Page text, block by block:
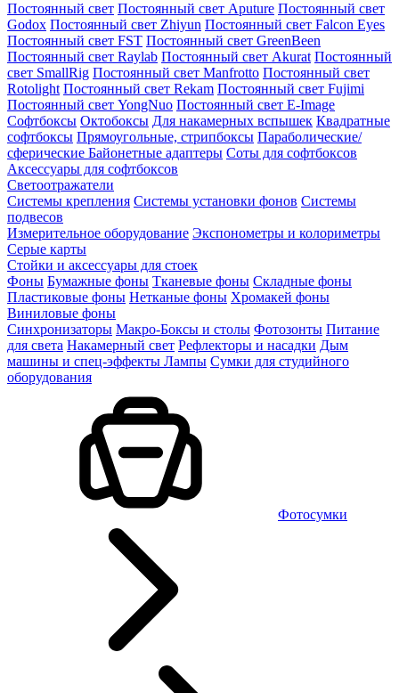
Постоянный свет Постоянный свет Aputure Постоянный свет
Godox Постоянный свет Zhiyun Постоянный свет Falcon Eyes
Постоянный свет FST Постоянный свет GreenBeen
Постоянный свет Raylab Постоянный свет Akurat Постоянный
свет SmallRig Постоянный свет Manfrotto Постоянный свет
Rotolight Постоянный свет Rekam Постоянный свет Fujimi
Постоянный свет YongNuo Постоянный свет E-Image
Софтбоксы Октобоксы Для накамерных вспышек Квадратные
софтбоксы Прямоугольные, стрипбоксы Параболические/
сферические Байонетныe адаптеры Соты для софтбоксов
Аксессуары для софтбоксов
Светоотражатели
Системы крепления Системы установки фонов Системы
подвесов
Измерительное оборудование Экспонометры и колориметры
Серые карты
Стойки и аксессуары для стоек
Фоны Бумажные фоны Тканевые фоны Складные фоны
Пластиковые фоны Нетканые фоны Хромакей фоны
Виниловые фоны
Синхронизаторы Макро-Боксы и столы Фотозонты Питание
для света Накамерный свет Рефлекторы и насадки Дым
машины и спец-эффекты Лампы Сумки для студийного
оборудования
Фотосумки